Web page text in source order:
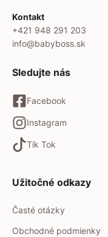
Kontakt
+421 948 291 203
info@babyboss.sk
Sledujte nás
Facebook
Instagram
Tik Tok
Užitočné odkazy
Časté otázky
Obchodné podmienky